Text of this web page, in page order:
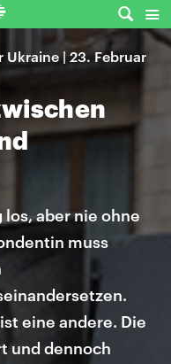
| 23. Februar
aber nie ohne
muss
eine andere. Die
und dennoch